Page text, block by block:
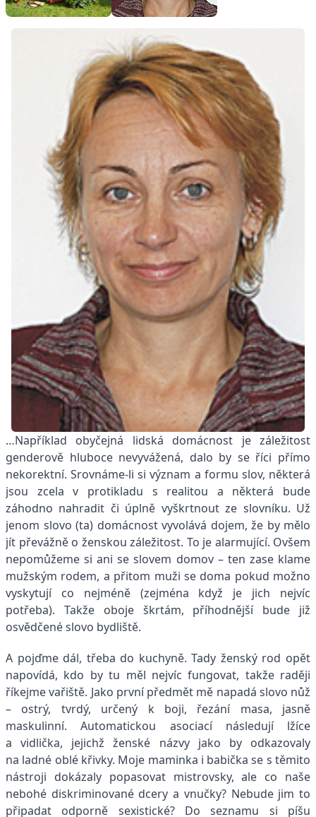
…Například obyčejná lidská domácnost je záležitost
genderově hluboce nevyvážená, dalo by se říci přímo
nekorektní. Srovnáme-li si význam a formu slov, některá
jsou zcela v protikladu s realitou a některá bude
záhodno nahradit či úplně vyškrtnout ze slovníku. Už
jenom slovo (ta) domácnost vyvolává dojem, že by mělo
jít převážně o ženskou záležitost. To je alarmující. Ovšem
nepomůžeme si ani se slovem domov – ten zase klame
mužským rodem, a přitom muži se doma pokud možno
vyskytují co nejméně (zejména když je jich nejvíc
potřeba). Takže oboje škrtám, příhodnější bude již
osvědčené slovo bydliště.
A pojďme dál, třeba do kuchyně. Tady ženský rod opět
napovídá, kdo by tu měl nejvíc fungovat, takže raději
říkejme vařiště. Jako první předmět mě napadá slovo nůž
– ostrý, tvrdý, určený k boji, řezání masa, jasně
maskulinní. Automatickou asociací následují lžíce
a vidlička, jejichž ženské názvy jako by odkazovaly
na ladné oblé křivky. Moje maminka i babička se s těmito
nástroji dokázaly popasovat mistrovsky, ale co naše
nebohé diskriminované dcery a vnučky? Nebude jim to
připadat odporně sexistické? Do seznamu si píšu